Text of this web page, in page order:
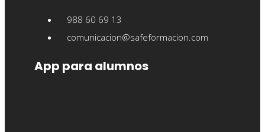
988 60 69 13
comunicacion@safeformacion.com
App para alumnos